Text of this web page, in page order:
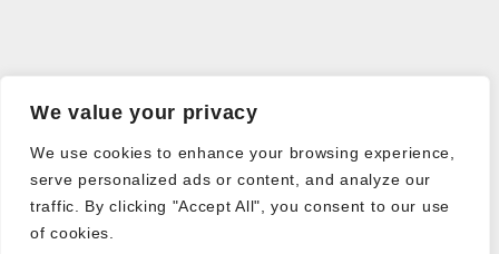
We value your privacy
We use cookies to enhance your browsing experience,
serve personalized ads or content, and analyze our
traffic. By clicking "Accept All", you consent to our use
of cookies.